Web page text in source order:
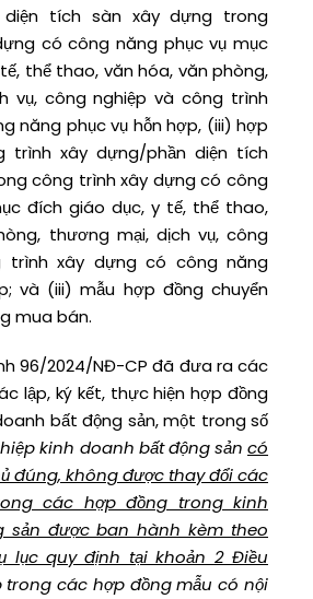
diện tích sàn xây dựng trong
có công năng phục vụ mục
thể thao, văn hóa, văn phòng,
vụ, công nghiệp và công trình
năng phục vụ hỗn hợp, (iii) hợp
trình xây dựng/phần diện tích
công trình xây dựng có công
đích giáo dục, y tế, thể thao,
thương mại, dịch vụ, công
trình xây dựng có công năng
và (iii) mẫu hợp đồng chuyển
mua bán.
96/2024/NĐ-CP đã đưa ra các
lập, ký kết, thực hiện hợp đồng
bất động sản, một trong số
kinh doanh bất động sảncó
đúng, không được thay đổi các
các hợp đồng trong kinh
sản được ban hành kèm theo
lục quy định tại khoản 2 Điều
trong các hợp đồng mẫu có nội